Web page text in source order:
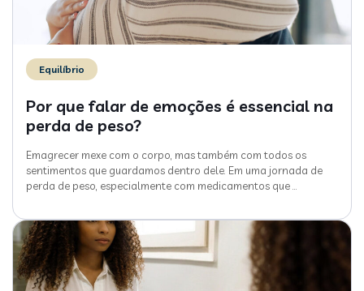
Equilíbrio
Por que falar de emoções é essencial na
perda de peso?
Emagrecer mexe com o corpo, mas também com todos os
sentimentos que guardamos dentro dele. Em uma jornada de
perda de peso, especialmente com medicamentos que